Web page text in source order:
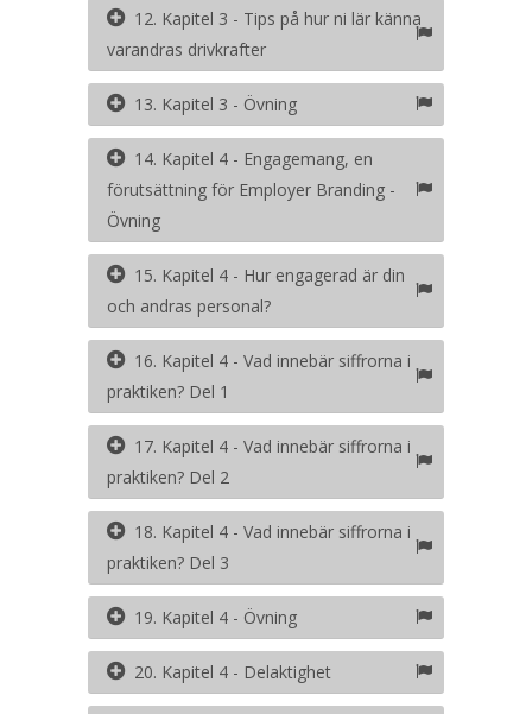
12. Kapitel 3 - Tips på hur ni lär känna
varandras drivkrafter
13. Kapitel 3 - Övning
14. Kapitel 4 - Engagemang, en
förutsättning för Employer Branding -
Övning
15. Kapitel 4 - Hur engagerad är din
och andras personal?
16. Kapitel 4 - Vad innebär siffrorna i
praktiken? Del 1
17. Kapitel 4 - Vad innebär siffrorna i
praktiken? Del 2
18. Kapitel 4 - Vad innebär siffrorna i
praktiken? Del 3
19. Kapitel 4 - Övning
20. Kapitel 4 - Delaktighet